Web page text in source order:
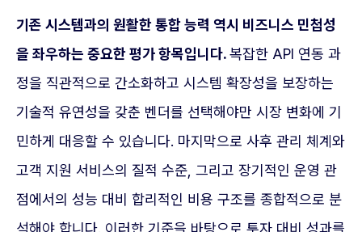
기존 시스템과의 원활한 통합 능력 역시 비즈니스 민첩성
을 좌우하는 중요한 평가 항목입니다.복잡한 API 연동 과
정을 직관적으로 간소화하고 시스템 확장성을 보장하는
기술적 유연성을 갖춘 벤더를 선택해야만 시장 변화에 기
민하게 대응할 수 있습니다. 마지막으로 사후 관리 체계와
고객 지원 서비스의 질적 수준, 그리고 장기적인 운영 관
점에서의 성능 대비 합리적인 비용 구조를 종합적으로 분